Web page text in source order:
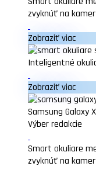
zvyknúť na
Zobraziť viac
Inteligentné
Zobraziť viac
Samsung Galaxy
Výber redakcie
Smart okuliare
zvyknúť na